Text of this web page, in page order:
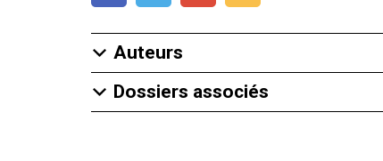
Auteurs
Dossiers associés